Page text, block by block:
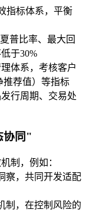
指标体系，平衡
普比率、最大回
于30%
体系，考核客户
推荐值）等指标
行周期、交易处
协同"
制，例如：
察，共同开发适配
制，在控制风险的